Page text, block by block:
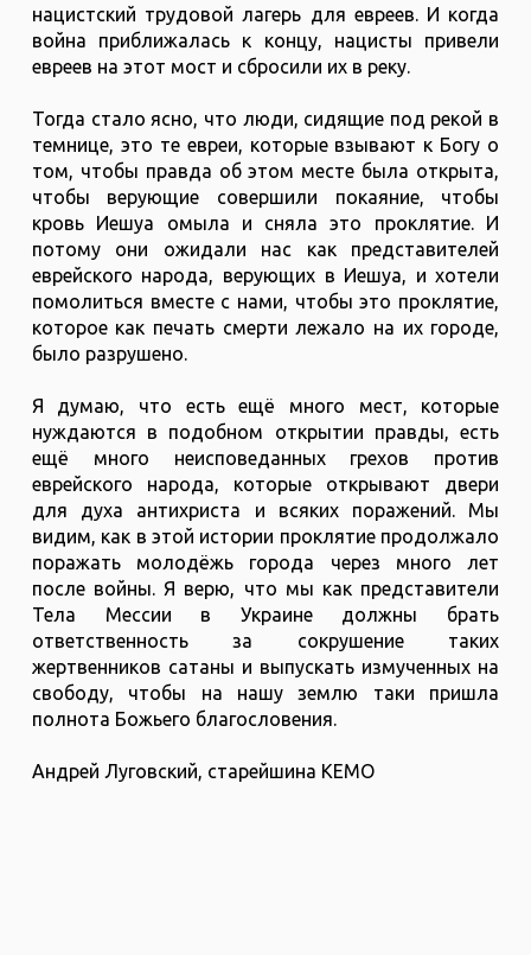
нацистский трудовой лагерь для евреев. И когда
война приближалась к концу, нацисты привели
евреев на этот мост и сбросили их в реку.
Тогда стало ясно, что люди, сидящие под рекой в
темнице, это те евреи, которые взывают к Богу о
том, чтобы правда об этом месте была открыта,
чтобы верующие совершили покаяние, чтобы
кровь Иешуа омыла и сняла это проклятие. И
потому они ожидали нас как представителей
еврейского народа, верующих в Иешуа, и хотели
помолиться вместе с нами, чтобы это проклятие,
которое как печать смерти лежало на их городе,
было разрушено.
Я думаю, что есть ещё много мест, которые
нуждаются в подобном открытии правды, есть
ещё много неисповеданных грехов против
еврейского народа, которые открывают двери
для духа антихриста и всяких поражений. Мы
видим, как в этой истории проклятие продолжало
поражать молодёжь города через много лет
после войны. Я верю, что мы как представители
Тела Мессии в Украине должны брать
ответственность за сокрушение таких
жертвенников сатаны и выпускать измученных на
свободу, чтобы на нашу землю таки пришла
полнота Божьего благословения.
Андрей Луговский, старейшина КЕМО